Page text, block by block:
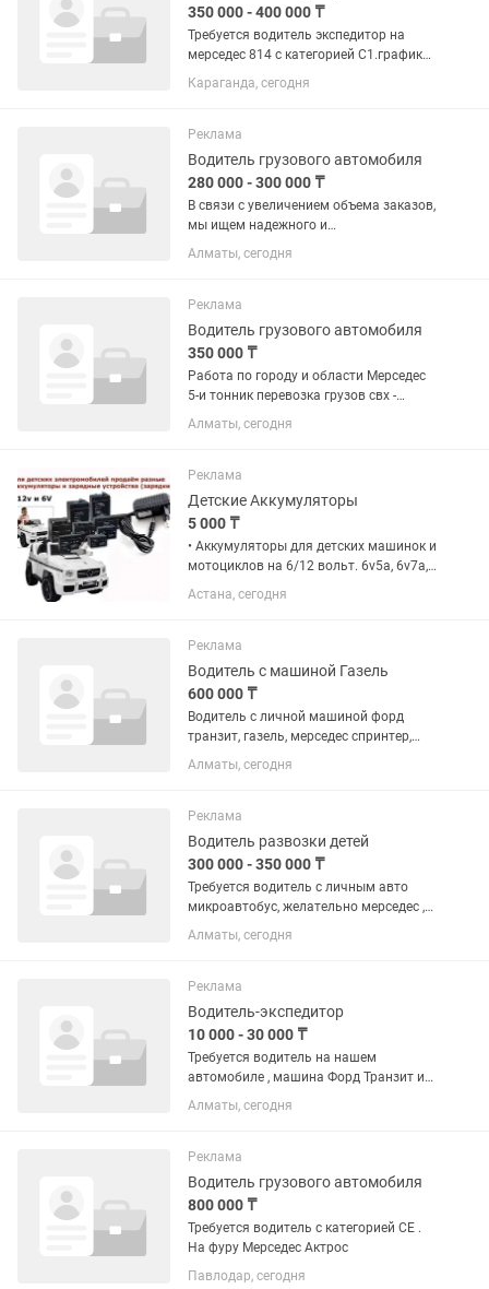
350 000 - 400 000 ₸
Требуется водитель экспедитор на
мерседес 814 с категорией С1.график
6/1.работа с 4-30 утра,с личным авто
что бы добираться до работы
Караганда, сегодня
Реклама
Водитель грузового автомобиля
280 000 - 300 000 ₸
В связи с увеличением объема заказов,
мы ищем надежного и
профессионального водителя на
грузовой автомобиль. Обязанности:
автомобилями [Хундай Н 100,
Мерседес 817, Газель и авто...
Алматы, сегодня
Реклама
Водитель грузового автомобиля
350 000 ₸
Работа по городу и области Мерседес
5-и тонник перевозка грузов свх -
склад, склад до клиента можно
подрабатывать грузчиком, по
Алматы, сегодня
Реклама
Детские Аккумуляторы
5 000 ₸
• Аккумуляторы для детских машинок и
мотоциклов на 6/12 вольт. 6v5a, 6v7a,
6V10А, 12v7a, 12V9А Аккумулятор на
12 вольт 7АН на мерседес и на другие
электромобиля...
Астана, сегодня
Реклама
Водитель с машиной Газель
600 000 ₸
Водитель с личной машиной форд
транзит, газель, мерседес спринтер,
фольксваген и т.д. грузоподъемность
от 2 тонн до 3-х. Работа ПОСТОЯННАЯ
Суббота, воскресенье...
Алматы, сегодня
Реклама
Водитель развозки детей
300 000 - 350 000 ₸
Требуется водитель с личным авто
микроавтобус, желательно мерседес ,
для развозки детей в детский сад
Алматы, сегодня
Реклама
Водитель-экспедитор
10 000 - 30 000 ₸
Требуется водитель на нашем
автомобиле , машина Форд Транзит и
Мерседес спринтер грузовые. Работа с
коврами, развозка сборка ковров,
только за рулём сидеть но и...
Алматы, сегодня
Реклама
Водитель грузового автомобиля
800 000 ₸
Требуется водитель с категорией CE .
На фуру Мерседес Актрос
Павлодар, сегодня